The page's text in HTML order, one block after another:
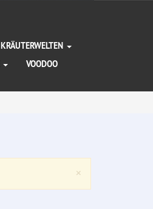
KRÄUTERWELTEN
VOODOO
×